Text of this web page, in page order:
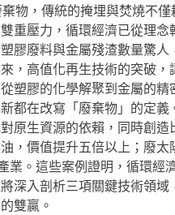
物，傳統的掩埋與焚燒不
重壓力，循環經濟已從理
膠廢料與金屬殘渣數量驚
，高值化再生技術的突破
塑膠的化學解聚到金屬的
都在改寫「廢棄物」的定
生資源的依賴，同時創造
，價值提升五倍以上；廢
業。這些案例證明，循環經
深入剖析三項關鍵技術領
雙贏。